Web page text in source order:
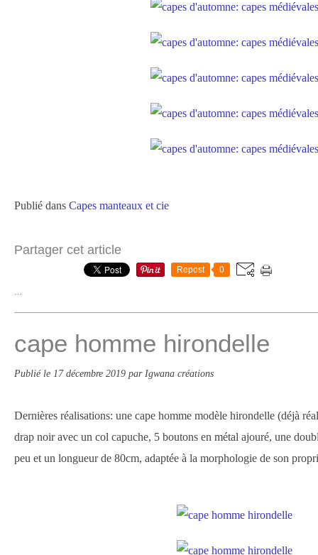
Publié dans Capes manteaux et cie
Partager cet article
Repost 0
cape homme hirondelle
Publié le 17 décembre 2019 par Igwana créations
Dernières réalisations: une cape homme modèle hirondelle (déjà
drap noir avec un col capuche, 5 boutons en métal ajouré, une
peu et un longueur de 80cm, adaptée à la morphologie de son